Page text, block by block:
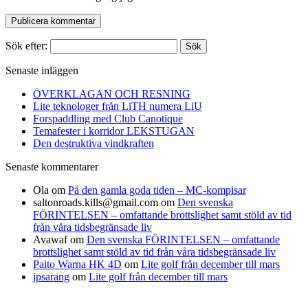
Sök efter:
Senaste inläggen
ÖVERKLAGAN OCH RESNING
Lite teknologer från LiTH numera LiU
Forspaddling med Club Canotique
Temafester i korridor LEKSTUGAN
Den destruktiva vindkraften
Senaste kommentarer
Ola om På den gamla goda tiden – MC-kompisar
saltonroads.kills@gmail.com om Den svenska
FÖRINTELSEN – omfattande brottslighet samt stöld av tid
från våra tidsbegränsade liv
Avawafom Den svenska FÖRINTELSEN – omfattande
brottslighet samt stöld av tid från våra tidsbegränsade liv
Paito Warna HK 4D om Lite golf från december till mars
jpsarang om Lite golf från december till mars